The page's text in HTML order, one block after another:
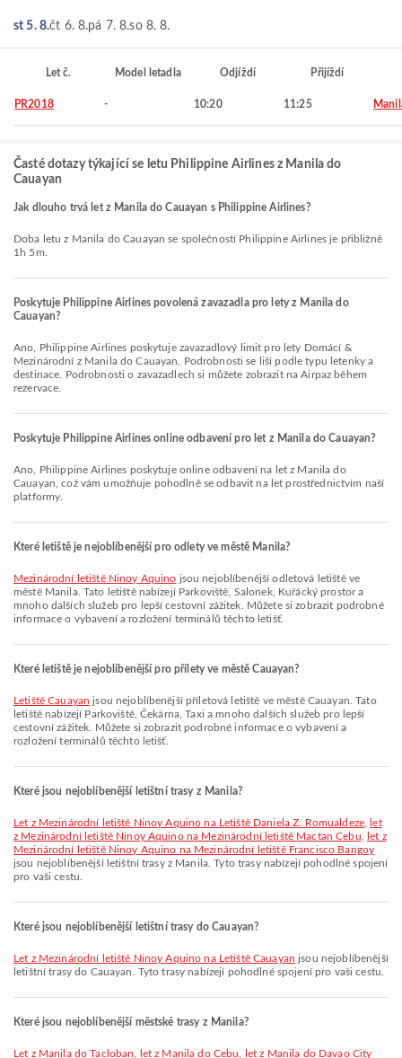
st 5. 8.čt 6. 8.pá 7. 8.so 8. 8.
Let č. Model letadla Odjíždí Přijíždí
PR2018 - 10:20 11:25
Časté dotazy týkající se letu Philippine Airlines z Manila do
Cauayan
Jak dlouho trvá let z Manila do Cauayan s Philippine Airlines?
Doba letu z Manila do Cauayan se společností Philippine Airlines je přibližně
1h 5m.
Poskytuje Philippine Airlines povolená zavazadla pro lety z Manila do
Cauayan?
Ano, Philippine Airlines poskytuje zavazadlový limit pro lety Domácí &
Mezinárodní z Manila do Cauayan. Podrobnosti se liší podle typu letenky a
destinace. Podrobnosti o zavazadlech si můžete zobrazit na Airpaz během
rezervace.
Poskytuje Philippine Airlines online odbavení pro let z Manila do Cauayan?
Ano, Philippine Airlines poskytuje online odbavení na let z Manila do
Cauayan, což vám umožňuje pohodlně se odbavit na let prostřednictvím naší
platformy.
Které letiště je nejoblíbenější pro odlety ve městě Manila?
Mezinárodní letiště Ninoy Aquino jsou nejoblíbenější odletová letiště ve
městě Manila. Tato letiště nabízejí Parkoviště, Salonek, Kuřácký prostor a
mnoho dalších služeb pro lepší cestovní zážitek. Můžete si zobrazit podrobné
informace o vybavení a rozložení terminálů těchto letišť.
Které letiště je nejoblíbenější pro přílety ve městě Cauayan?
Letiště Cauayan jsou nejoblíbenější příletová letiště ve městě Cauayan. Tato
letiště nabízejí Parkoviště, Čekárna, Taxi a mnoho dalších služeb pro lepší
cestovní zážitek. Můžete si zobrazit podrobné informace o vybavení a
rozložení terminálů těchto letišť.
Které jsou nejoblíbenější letištní trasy z Manila?
let z Mezinárodní letiště Ninoy Aquino na Letiště Daniela Z. Romualdeze,
let
z Mezinárodní letiště Ninoy Aquino na Mezinárodní letiště Mactan Cebu
let z
Mezinárodní letiště Ninoy Aquino na Mezinárodní letiště Francisco Bangoy
jsou nejoblíbenější letištní trasy z Manila. Tyto trasy nabízejí pohodlné spojení
pro vaši cestu.
Které jsou nejoblíbenější letištní trasy do Cauayan?
let z Mezinárodní letiště Ninoy Aquino na Letiště Cauayan jsou nejoblíbenější
letištní trasy do Cauayan. Tyto trasy nabízejí pohodlné spojení pro vaši cestu.
Které jsou nejoblíbenější městské trasy z Manila?
let z Manila do Tacloban let z Manila do Cebu
let z Manila do Davao City